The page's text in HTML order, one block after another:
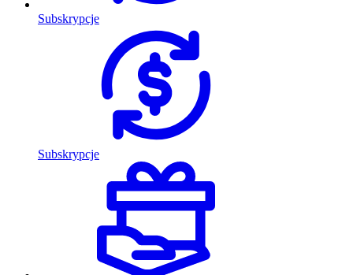
Subskrypcje
Subskrypcje